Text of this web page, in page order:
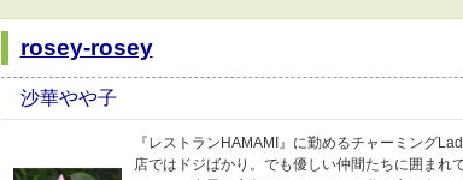
rosey-rosey
沙華やや子
『レストランHAMAMI』に勤めるチャーミング
店ではドジばかり。でも優しい仲間たちに囲ま